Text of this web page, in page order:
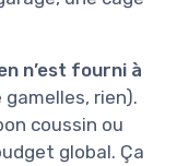
n’est fourni à
rien).
coussin ou
global. Ça